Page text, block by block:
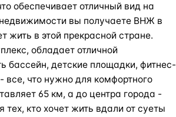
обеспечивает отличный вид на
недвижимости вы получаете ВНЖ в
жить в этой прекрасной стране.
обладает отличной
бассейн, детские площадки, фитнес-
все, что нужно для комфортного
65 км, а до центра города -
кто хочет жить вдали от суеты